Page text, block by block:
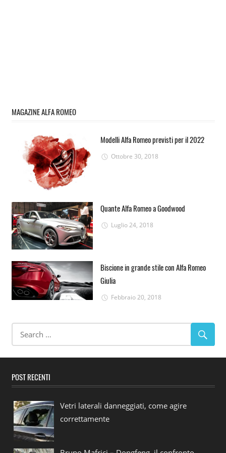
MAGAZINE ALFA ROMEO
Modelli Alfa Romeo previsti per il 2022
Ottobre 30, 2018
Quante Alfa Romeo a Goodwood
Luglio 24, 2018
Biscione in grande stile con Alfa Romeo
Giulia
Febbraio 20, 2018
POST RECENTI
Vetri laterali danneggiati, come agire
correttamente